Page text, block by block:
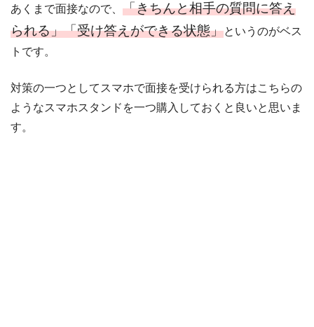
あくまで面接なので、 「きちんと相手の質問に答え
られる」「受け答えができる状態」というのがベス
トです。
対策の一つとしてスマホで面接を受けられる方はこちらの
ようなスマホスタンドを一つ購入しておくと良いと思いま
す。